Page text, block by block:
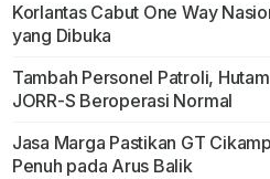
Korlantas Cabut One Way
yang Dibuka
Tambah Personel Patroli,
JORR-S Beroperasi Normal
Jasa Marga Pastikan GT
Penuh pada Arus Balik